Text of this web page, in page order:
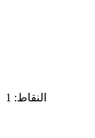
النقاط: 1